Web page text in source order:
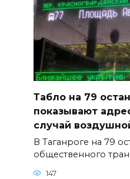
Табло на 79
показывают
случай
В Таганроге на 79
общественного
147